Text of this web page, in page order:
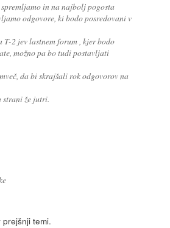
spremljamo in na najbolj pogosta
odgovore, ki bodo posredovani v
2 jev lastnem forum , kjer bodo
možno pa bo tudi postavljati
da bi skrajšali rok odgovorov na
strani že jutri.
temi.